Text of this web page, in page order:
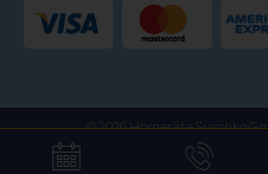
© 2026 Hörgeräte Suschko
Cookie
Datenschutz